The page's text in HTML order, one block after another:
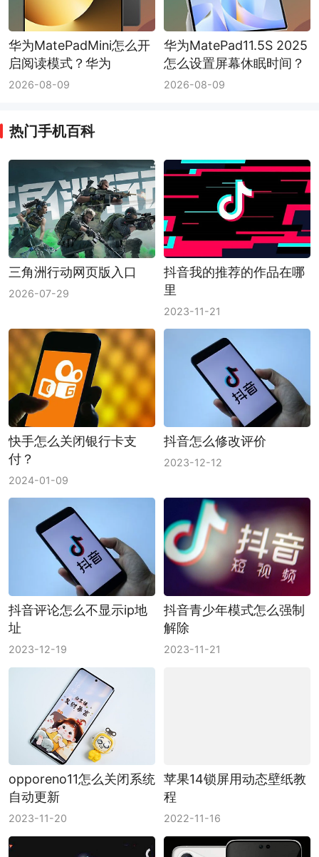
华为MatePadMini怎么开
启阅读模式？华为
MatePadMini阅读模式开
2026-08-09
华为MatePad11.5S 2025
怎么设置屏幕休眠时间？
华为MatePad11.5S 2025
2026-08-09
热门手机百科
三角洲行动网页版入口
2026-07-29
抖音我的推荐的作品在哪
里
2023-11-21
快手怎么关闭银行卡支
付？
2024-01-09
抖音怎么修改评价
2023-12-12
抖音评论怎么不显示ip地
址
2023-12-19
抖音青少年模式怎么强制
解除
2023-11-21
opporeno11怎么关闭系统
自动更新
2023-11-20
苹果14锁屏用动态壁纸教
程
2022-11-16